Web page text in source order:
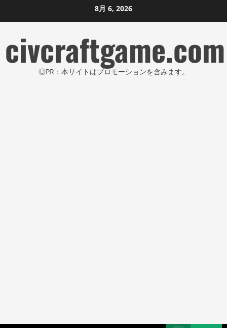
ン
ン
ツ
8月 6, 2026
civcraftgame.com
◎PR：本サイトはプロモーションを含みます。